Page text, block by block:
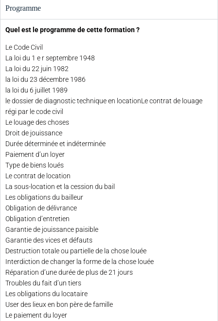
Programme
Quel est le programme de cette formation ?
Le Code Civil
La loi du 1 e r septembre 1948
La loi du 22 juin 1982
la loi du 23 décembre 1986
la loi du 6 juillet 1989
le dossier de diagnostic technique en locationLe contrat de louage
régi par le code civil
Le louage des choses
Droit de jouissance
Durée déterminée et indéterminée
Paiement d’un loyer
Type de biens loués
Le contrat de location
La sous-location et la cession du bail
Les obligations du bailleur
Obligation de délivrance
Obligation d’entretien
Garantie de jouissance paisible
Garantie des vices et défauts
Destruction totale ou partielle de la chose louée
Interdiction de changer la forme de la chose louée
Réparation d’une durée de plus de 21 jours
Troubles du fait d’un tiers
Les obligations du locataire
User des lieux en bon père de famille
Le paiement du loyer